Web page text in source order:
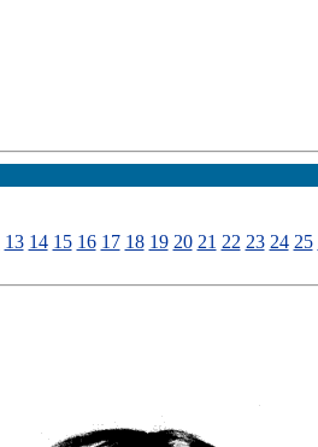
13 14 15 16 17 18 19 20 21 22 23 24 25